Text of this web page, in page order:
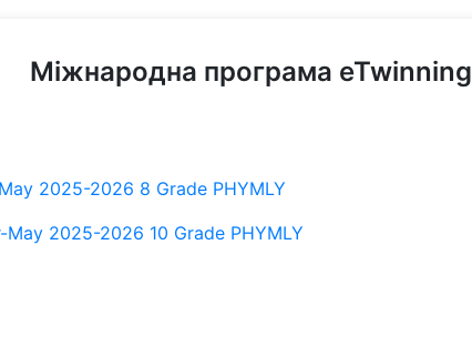
Міжнародна програма eTwinning
2025-2026 8 Grade PHYMLY
2025-2026 10 Grade PHYMLY